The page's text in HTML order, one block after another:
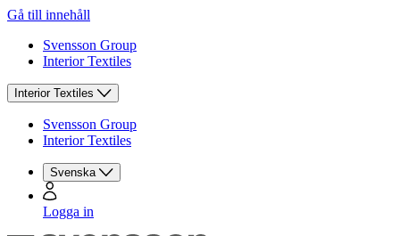
Gå till innehåll
Svensson Group
Interior Textiles
Interior Textiles
Svensson Group
Interior Textiles
Svenska
Logga in